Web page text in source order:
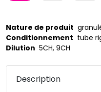
Nature de produit
Conditionnement tube
Dilution 5CH, 9CH
Description